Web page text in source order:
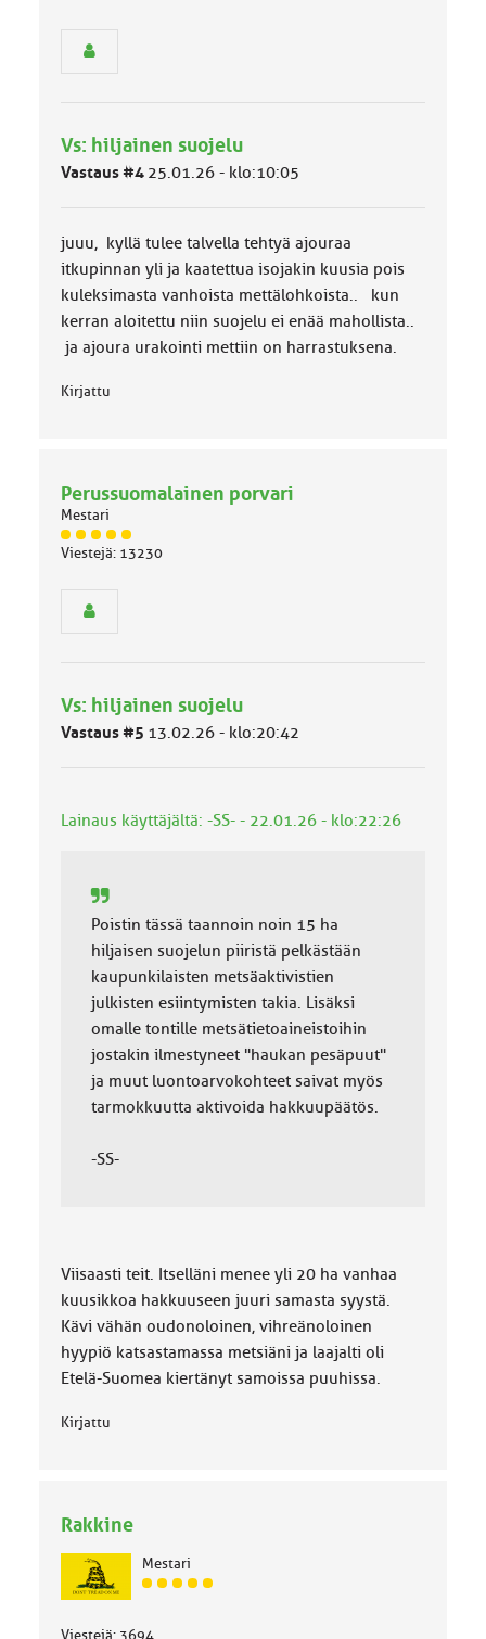
m
ä
k
k
a
Vs: hiljainen suojelu
Vastaus #4 25.01.26 - klo:10:05
juuu, kyllä tulee talvella tehtyä ajouraa
itkupinnan yli ja kaatettua isojakin kuusia pois
kuleksimasta vanhoista mettälohkoista.. kun
kerran aloitettu niin suojelu ei enää mahollista..
ja ajoura urakointi mettiin on harrastuksena.
Kirjattu
Perussuomalainen porvari
Mestari
J
ä
m
ä
k
Viestejä: 13230
Vs: hiljainen suojelu
Vastaus #5 13.02.26 - klo:20:42
Lainaus käyttäjältä: -SS- - 22.01.26 - klo:22:26
Poistin tässä taannoin noin 15 ha
hiljaisen suojelun piiristä pelkästään
kaupunkilaisten metsäaktivistien
julkisten esiintymisten takia. Lisäksi
omalle tontille metsätietoaineistoihin
jostakin ilmestyneet "haukan pesäpuut"
ja muut luontoarvokohteet saivat myös
tarmokkuutta aktivoida hakkuupäätös.
-SS-
Viisaasti teit. Itselläni menee yli 20 ha vanhaa
kuusikkoa hakkuuseen juuri samasta syystä.
Kävi vähän oudonoloinen, vihreänoloinen
hyypiö katsastamassa metsiäni ja laajalti oli
Etelä-Suomea kiertänyt samoissa puuhissa.
Kirjattu
Rakkine
Mestari
J
s
Viestejä: 3694